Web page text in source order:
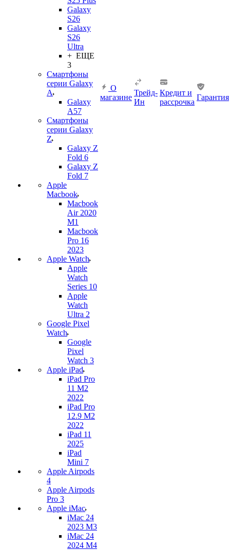
Galaxy
S26
Galaxy
S26
Ultra
+ ЕЩЕ
3
Смартфоны
серии Galaxy
A
Galaxy
A57
Смартфоны
серии Galaxy
Z
Galaxy Z
Fold 6
Galaxy Z
Fold 7
Apple
Macbook
Macbook
Air 2020
M1
Macbook
Pro 16
2023
Apple Watch
Apple
Watch
Series 10
Apple
Watch
Ultra 2
Google Pixel
Watch
Google
Pixel
Watch 3
Apple iPad
iPad Pro
11 M2
2022
iPad Pro
12.9 M2
2022
iPad 11
2025
iPad
Mini 7
Apple Airpods
4
Apple Airpods
Pro 3
Apple iMac
iMac 24
2023 M3
iMac 24
2024 M4
О
магазине
Трейд-
Ин
Кредит и
рассрочка
Гарантия